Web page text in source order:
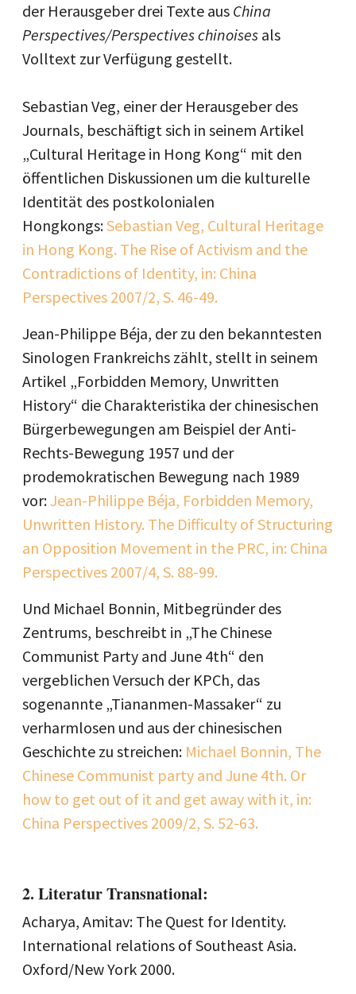
der Herausgeber drei Texte aus China
Perspectives/Perspectives chinoises als
Volltext zur Verfügung gestellt.
Sebastian Veg, einer der Herausgeber des
Journals, beschäftigt sich in seinem Artikel
„Cultural Heritage in Hong Kong“ mit den
öffentlichen Diskussionen um die kulturelle
Identität des postkolonialen
Hongkongs:Sebastian Veg, Cultural Heritage
in Hong Kong. The Rise of Activism and the
Contradictions of Identity, in: China
Perspectives 2007/2, S. 46-49.
Jean-Philippe Béja, der zu den bekanntesten
Sinologen Frankreichs zählt, stellt in seinem
Artikel „Forbidden Memory, Unwritten
History“ die Charakteristika der chinesischen
Bürgerbewegungen am Beispiel der Anti-
Rechts-Bewegung 1957 und der
prodemokratischen Bewegung nach 1989
vor:Jean-Philippe Béja, Forbidden Memory,
Unwritten History. The Difficulty of Structuring
an Opposition Movement in the PRC, in: China
Perspectives 2007/4, S. 88-99.
Und Michael Bonnin, Mitbegründer des
Zentrums, beschreibt in „The Chinese
Communist Party and June 4th“ den
vergeblichen Versuch der KPCh, das
sogenannte „Tiananmen-Massaker“ zu
verharmlosen und aus der chinesischen
Geschichte zu streichen: Michael Bonnin, The
Chinese Communist party and June 4th. Or
how to get out of it and get away with it, in:
China Perspectives 2009/2, S. 52-63.
2. Literatur Transnational:
Acharya, Amitav: The Quest for Identity.
International relations of Southeast Asia.
Oxford/New York 2000.